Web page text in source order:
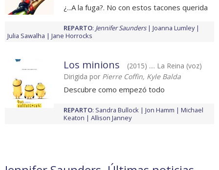
¿...A la fuga?. No con estos tacones querida
REPARTO: Jennifer Saunders
Joanna Lumley
Julia Sawalha
Jane Horrocks
Los minions
(2015) .... La Reina (voz)
Dirigida por Pierre Coffin, Kyle Balda
Descubre como empezó todo
REPARTO: Sandra Bullock Jon Hamm
Michael
Keaton
Allison Janney